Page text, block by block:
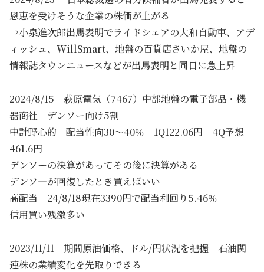
恩恵を受けそうな企業の株価が上がる
→小泉進次郎出馬表明でライドシェアの大和自動車、アデ
ィッシュ、WillSmart、地盤の百貨店さいか屋、地盤の
情報誌タウンニュースなどが出馬表明と同日に急上昇
2024/8/15 萩原電気（7467）中部地盤の電子部品・機
器商社 デンソー向け5割
中計野心的 配当性向30～40％ 1Q122.06円 4Q予想
461.6円
デンソーの決算があってその後に決算がある
デンソ―が回復したとき買えばいい
高配当 24/8/18現在3390円で配当利回り5.46％
信用買い残激多い
2023/11/11 期間原油価格、ドル/円状況を把握 石油関
連株の業績変化を先取りできる